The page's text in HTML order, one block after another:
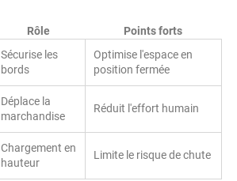
Rôle
Points forts
Sécurise les
bords
Optimise l'espace en
position fermée
Déplace la
marchandise
Réduit l'effort humain
Chargement en
hauteur
Limite le risque de chute